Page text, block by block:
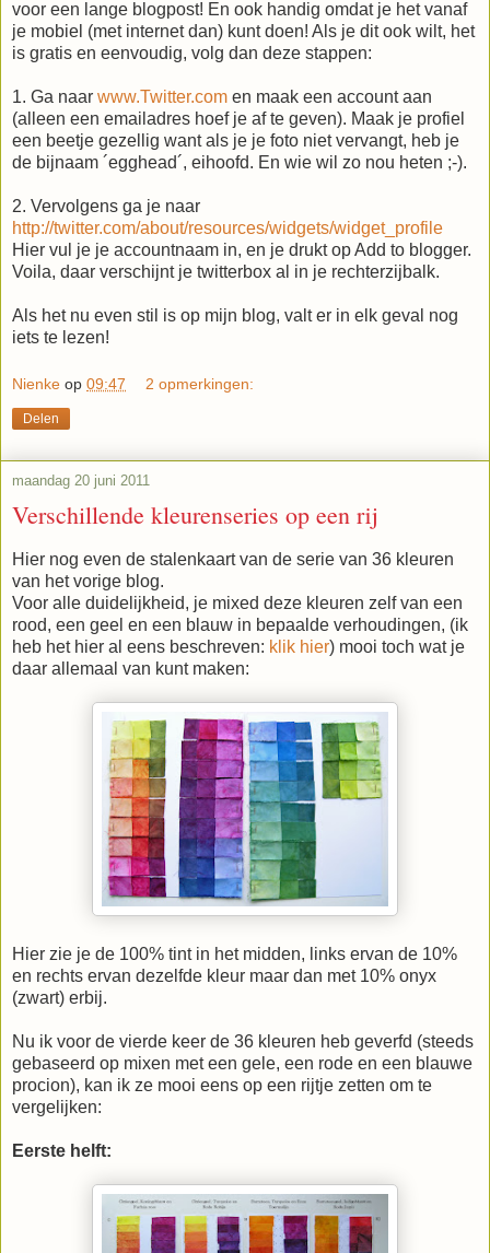
voor een lange blogpost! En ook handig omdat je het vanaf
je mobiel (met internet dan) kunt doen! Als je dit ook wilt, het
is gratis en eenvoudig, volg dan deze stappen:
1. Ga naar www.Twitter.com en maak een account aan
(alleen een emailadres hoef je af te geven). Maak je profiel
een beetje gezellig want als je je foto niet vervangt, heb je
de bijnaam ´egghead´, eihoofd. En wie wil zo nou heten ;-).
2. Vervolgens ga je naar
http://twitter.com/about/resources/widgets/widget_profile
Hier vul je je accountnaam in, en je drukt op Add to blogger.
Voila, daar verschijnt je twitterbox al in je rechterzijbalk.
Als het nu even stil is op mijn blog, valt er in elk geval nog
iets te lezen!
Nienke op 09:47 2 opmerkingen:
Delen
maandag 20 juni 2011
Verschillende kleurenseries op een rij
Hier nog even de stalenkaart van de serie van 36 kleuren
van het vorige blog.
Voor alle duidelijkheid, je mixed deze kleuren zelf van een
rood, een geel en een blauw in bepaalde verhoudingen, (ik
heb het hier al eens beschreven: klik hier) mooi toch wat je
daar allemaal van kunt maken:
Hier zie je de 100% tint in het midden, links ervan de 10%
en rechts ervan dezelfde kleur maar dan met 10% onyx
(zwart) erbij.
Nu ik voor de vierde keer de 36 kleuren heb geverfd (steeds
gebaseerd op mixen met een gele, een rode en een blauwe
procion), kan ik ze mooi eens op een rijtje zetten om te
vergelijken:
Eerste helft: